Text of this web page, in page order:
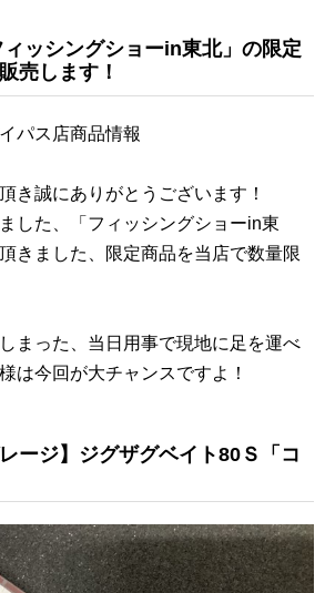
ッシングショーin東北」の限定
売します！
パス店商品情報
き誠にありがとうございます！
した、「フィッシングショーin東
きました、限定商品を当店で数量限
まった、当日用事で現地に足を運べ
は今回が大チャンスですよ！
ージ】ジグザグベイト80Ｓ「コ